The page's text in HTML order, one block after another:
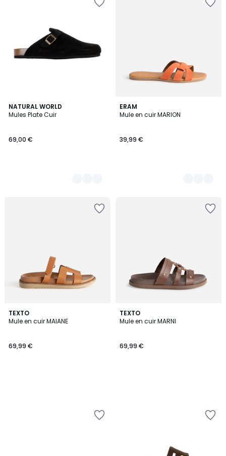
NATURAL WORLD
Mules Plate Cuir
69,00 €
3
Couleurs
ERAM
Mule en cuir MARION
39,99 €
2
Couleurs
TEXTO
Mule en cuir MAIANE
69,99 €
TEXTO
Mule en cuir MARNI
69,99 €